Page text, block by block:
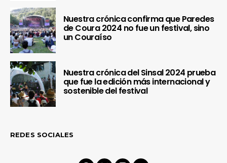
Nuestra crónica confirma que Paredes
de Coura 2024 no fue un festival, sino
un Couraíso
Nuestra crónica del Sinsal 2024 prueba
que fue la edición más internacional y
sostenible del festival
REDES SOCIALES